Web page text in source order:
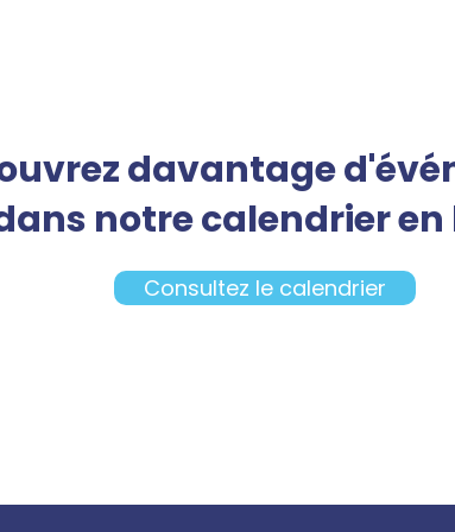
davantage
notre calendrier en
Consultez le calendrier